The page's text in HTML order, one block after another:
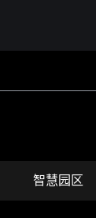
智慧园区